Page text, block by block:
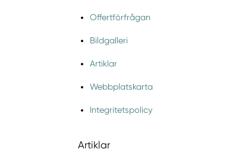
Offertförfrågan
Bildgalleri
Artiklar
Webbplatskarta
Integritetspolicy
Artiklar